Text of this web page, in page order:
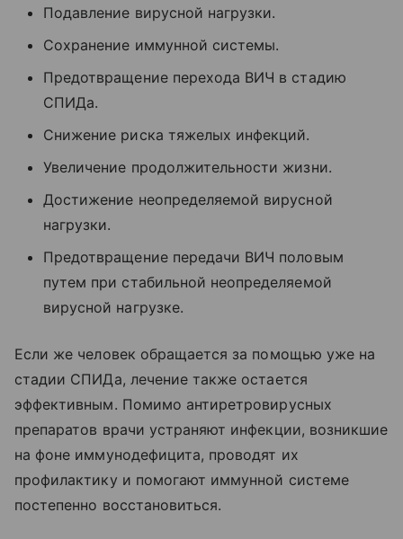
Подавление вирусной нагрузки.
Сохранение иммунной системы.
Предотвращение перехода ВИЧ в стадию
СПИДа.
Снижение риска тяжелых инфекций.
Увеличение продолжительности жизни.
Достижение неопределяемой вирусной
нагрузки.
Предотвращение передачи ВИЧ половым
путем при стабильной неопределяемой
вирусной нагрузке.
Если же человек обращается за помощью уже на
стадии СПИДа, лечение также остается
эффективным. Помимо антиретровирусных
препаратов врачи устраняют инфекции, возникшие
на фоне иммунодефицита, проводят их
профилактику и помогают иммунной системе
постепенно восстановиться.